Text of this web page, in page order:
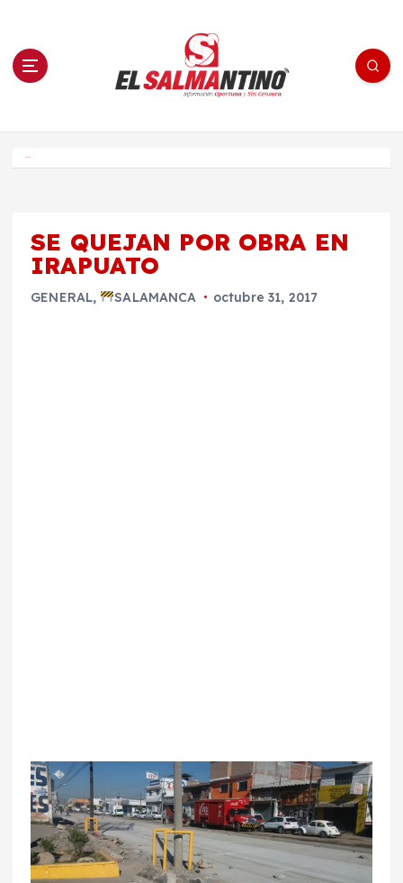
n El Salmantino - medios/noticias/editorial
SE QUEJAN POR OBRA EN
IRAPUATO
GENERAL, SALAMANCA octubre 31, 2017